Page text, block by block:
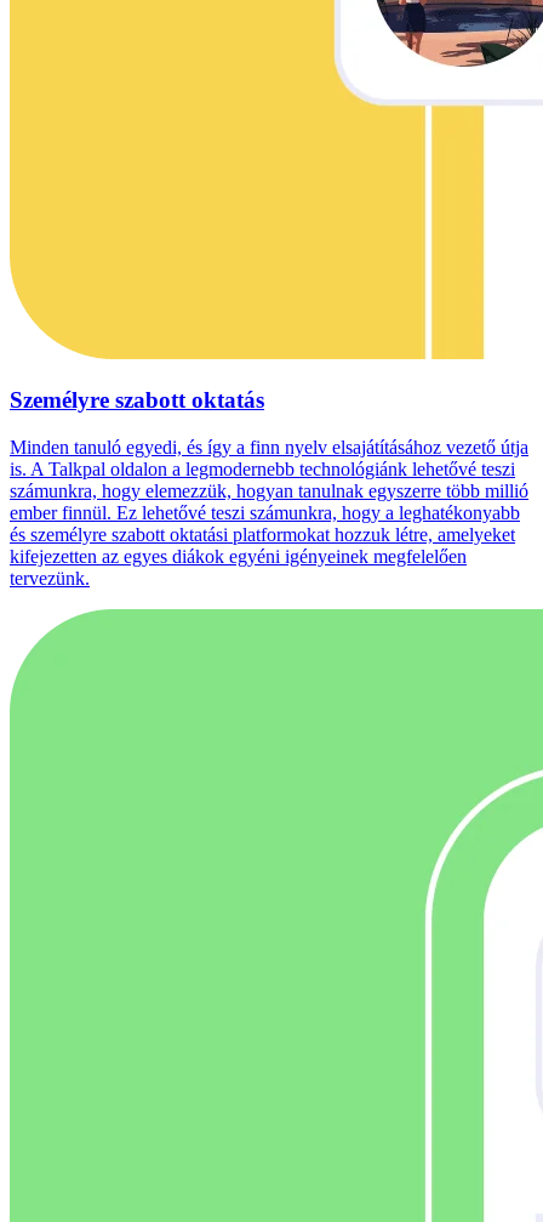
Személyre szabott oktatás
Minden tanuló egyedi, és így a finn nyelv elsajátításához vezető útja
is. A Talkpal oldalon a legmodernebb technológiánk lehetővé teszi
számunkra, hogy elemezzük, hogyan tanulnak egyszerre több millió
ember finnül. Ez lehetővé teszi számunkra, hogy a leghatékonyabb
és személyre szabott oktatási platformokat hozzuk létre, amelyeket
kifejezetten az egyes diákok egyéni igényeinek megfelelően
tervezünk.